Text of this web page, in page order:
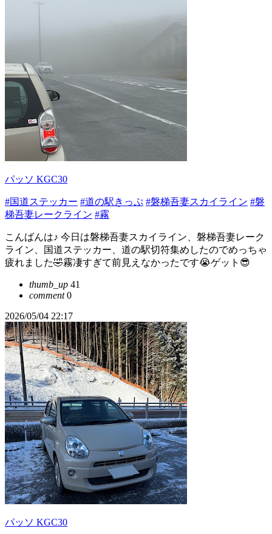
パッソ KGC30
#国道ステッカー #道の駅きっぷ #磐梯吾妻スカイライン #磐
梯吾妻レークライン #霧
こんばんは♪ 今日は磐梯吾妻スカイライン、磐梯吾妻レーク
ライン、国道ステッカー、道の駅切符集めしたのでめっちゃ
疲れました🤣霧凄すぎて前見えなかったです😭ゲット😎
thumb_up 41
comment0
2026/05/04 22:17
パッソ KGC30